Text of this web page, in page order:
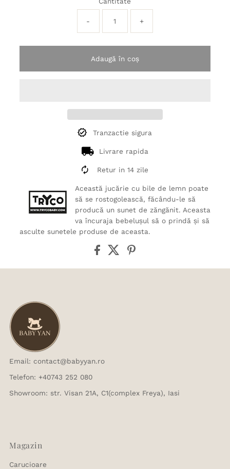
- +
Adaugă în coș
Tranzactie sigura
Livrare rapida
Retur in 14 zile
Această jucărie cu bile de lemn poate
să se rostogolească, făcându-le să
producă un sunet de zăngănit. Aceasta
va încuraja bebelușul să o prindă și să
asculte sunetele produse de aceasta.
Email: contact@babyyan.ro
Telefon: +40743 252 080
Showroom: str. Visan 21A, C1(complex Freya), Iasi
Magazin
Carucioare